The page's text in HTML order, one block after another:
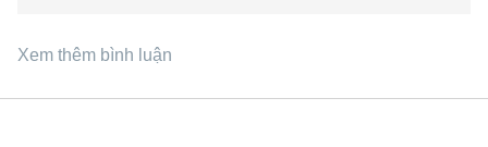
Xem thêm bình luận